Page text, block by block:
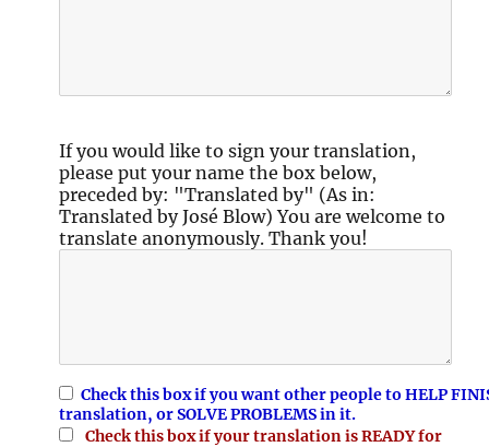
If you would like to sign your translation,
please put your name the box below,
preceded by: "Translated by" (As in:
Translated by José Blow) You are welcome to
translate anonymously. Thank you!
Check this box if you want other people to HELP
translation, or SOLVE PROBLEMS in it.
Check this box if your translation is READY for